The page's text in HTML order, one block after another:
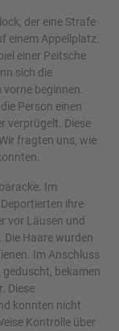
der eine Strafe
einem Appellplatz.
einer Peitsche
sich die
beginnen.
Person einen
verprügelt. Diese
fragten uns, wie
Im
ihre
vor Läusen und
Haare wurden
Im Anschluss
bekamen
Diese
konnten nicht
Kontrolle über